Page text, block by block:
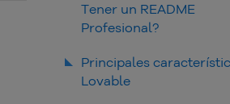
Para quién es indicada
El diferencial: README
Tener un README
Profesional?
README como carta de
de su repositório
Principales
Lovable